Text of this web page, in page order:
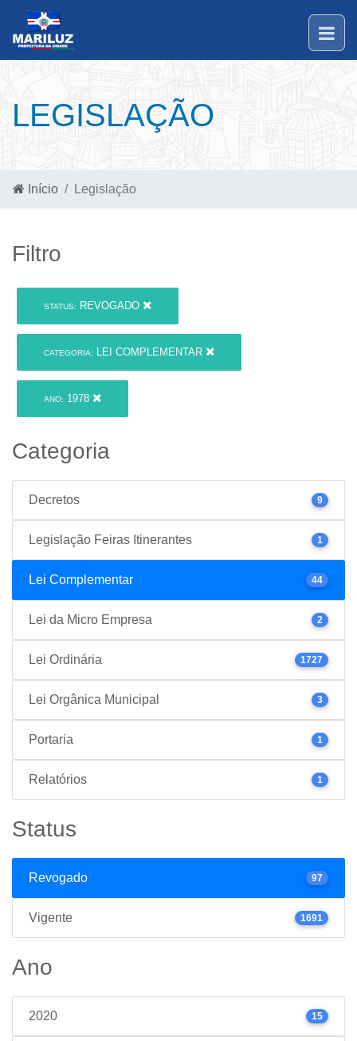
LEGISLAÇÃO
Início Legislação
Filtro
STATUS: REVOGADO
CATEGORIA: LEI COMPLEMENTAR
ANO: 1978
Categoria
Decretos 9
Legislação Feiras Itinerantes 1
Lei Complementar 44
Lei da Micro Empresa 2
Lei Ordinária 1727
Lei Orgânica Municipal 3
Portaria 1
Relatórios 1
Status
Revogado 97
Vigente 1691
Ano
2020 15